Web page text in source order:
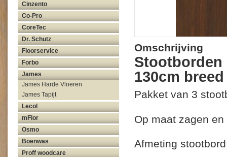
Cinzento
Co-Pro
CoreTec
Dr. Schutz
Floorservice
Forbo
James
James Harde Vloeren
James Tapijt
Lecol
mFlor
Osmo
Boenwas
Proff woodcare
Omschrijving
Stootborden
130cm
Pakket van 3
Op maat zagen
Afmeting